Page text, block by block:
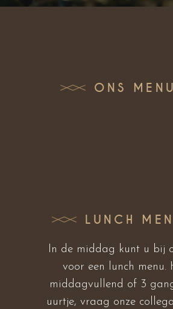
ONS MENU
LUNCH
In de middag kunt u bij
voor een lunch menu.
middagvullend of 3
uurtje, vraag onze